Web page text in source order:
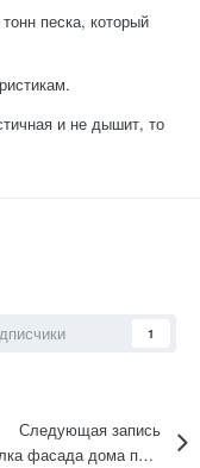
песка, который
и не дышит, то
1
Следующая запись
Отделка фасада дома после зимы: что проверить перед нанесением штукатурки